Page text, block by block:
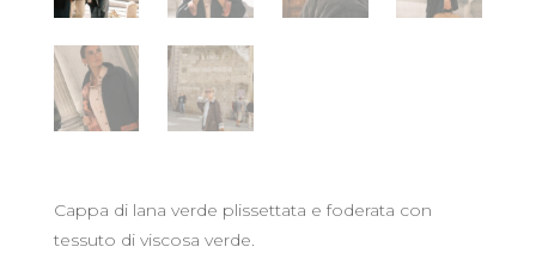
Cappa di lana verde plissettata e foderata con
tessuto di viscosa verde.